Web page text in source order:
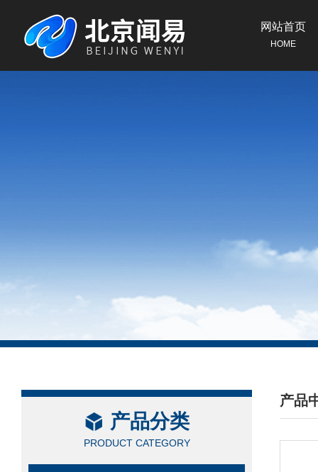
网站首页
HOME
产品分类
PRODUCT CATEGORY
产品
/